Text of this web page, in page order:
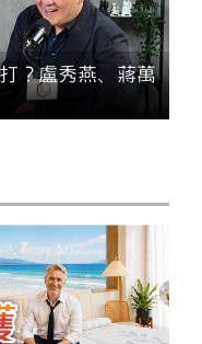
？盧秀燕、蔣萬